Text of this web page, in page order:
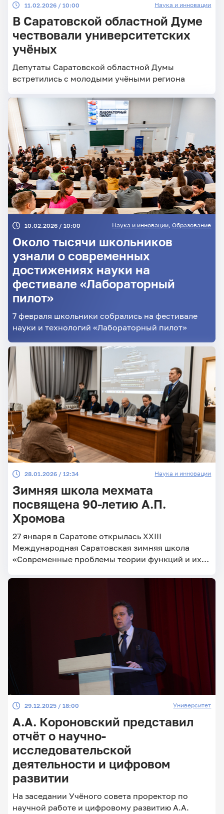
11.02.2026 / 10:00 Наука и инновации
В Саратовской областной Думе
чествовали университетских
учёных
Депутаты Саратовской областной Думы
встретились с молодыми учёными региона
10.02.2026 / 10:00 Наука и инновации,Образование
Около тысячи школьников
узнали о современных
достижениях науки на
фестивале «Лабораторный
пилот»
7 февраля школьники собрались на фестивале
науки и технологий «Лабораторный пилот»
28.01.2026 / 12:34 Наука и инновации
Зимняя школа мехмата
посвящена 90-летию А.П.
Хромова
27 января в Саратове открылась XXIII
Международная Саратовская зимняя школа
«Современные проблемы теории функций и их
29.12.2025 / 18:00 Университет
А.А. Короновский представил
отчёт о научно-
исследовательской
деятельности и цифровом
развитии
На заседании Учёного совета проректор по
научной работе и цифровому развитию А.А.